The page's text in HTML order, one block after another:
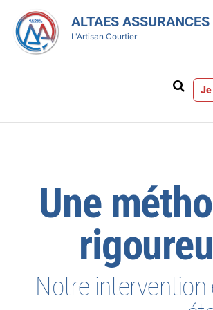
ALTAES ASSURANCES
L'Artisan Courtier
Je
Une
Notre intervention